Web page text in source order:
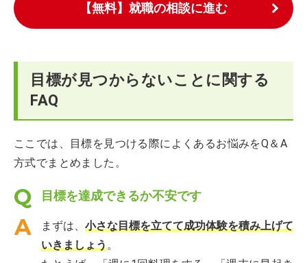
【無料】就職の相談に進む
目標が見つからないことに関する
FAQ
ここでは、目標を見つける際によくあるお悩みをQ＆A
方式でまとめました。
目標を達成できるか不安です
まずは、 小さな目標を立てて成功体験を積み上げて
いきましょう。